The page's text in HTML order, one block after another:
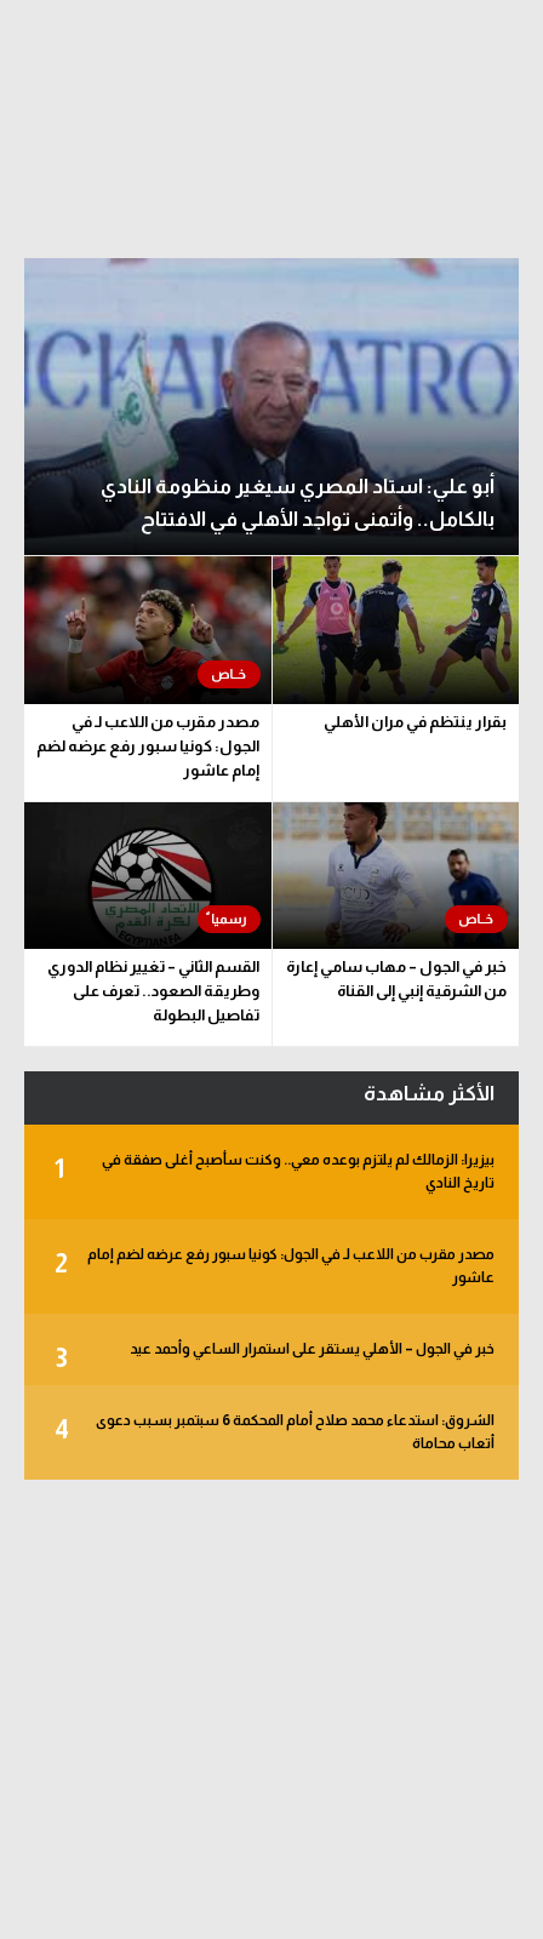
أبو علي: استاد المصري سيغير منظومة النادي
بالكامل.. وأتمنى تواجد الأهلي في الافتتاح
بقرار ينتظم في مران الأهلي
مصدر مقرب من اللاعب لـ في
الجول: كونيا سبور رفع عرضه لضم
إمام عاشور
خبر في الجول – مهاب سامي إعارة
من الشرقية إنبي إلى القناة
القسم الثاني – تغيير نظام الدوري
وطريقة الصعود.. تعرف على
تفاصيل البطولة
الأكثر مشاهدة
1
بيزيرا: الزمالك لم يلتزم بوعده معي.. وكنت سأصبح أغلى صفقة في
تاريخ النادي
2
مصدر مقرب من اللاعب لـ في الجول: كونيا سبور رفع عرضه لضم إمام
عاشور
3 خبر في الجول – الأهلي يستقر على استمرار الساعي وأحمد عيد
4
الشروق: استدعاء محمد صلاح أمام المحكمة 6 سبتمبر بسبب دعوى
أتعاب محاماة